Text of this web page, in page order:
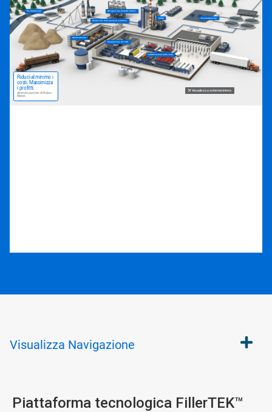
Visualizza Navigazione
Piattaforma tecnologica FillerTEK™